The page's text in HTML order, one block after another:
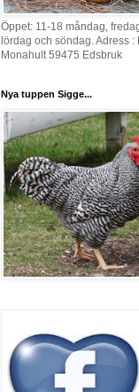
Öppet: 11-18 måndag,
lördag och söndag. Adress :
Monahult 59475 Edsbruk
Nya tuppen Sigge...